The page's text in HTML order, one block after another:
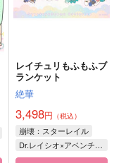
レイチュリもふもふブ
ランケット
絶華
3,498円 （税込）
崩壊：スターレイル
Dr.レイシオ×アベンチュリン